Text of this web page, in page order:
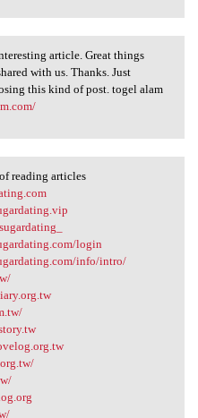
interesting
article. Great things
with us. Thanks. Just
this kind of post. togel alam
of reading
reading articles
login
info/intro/